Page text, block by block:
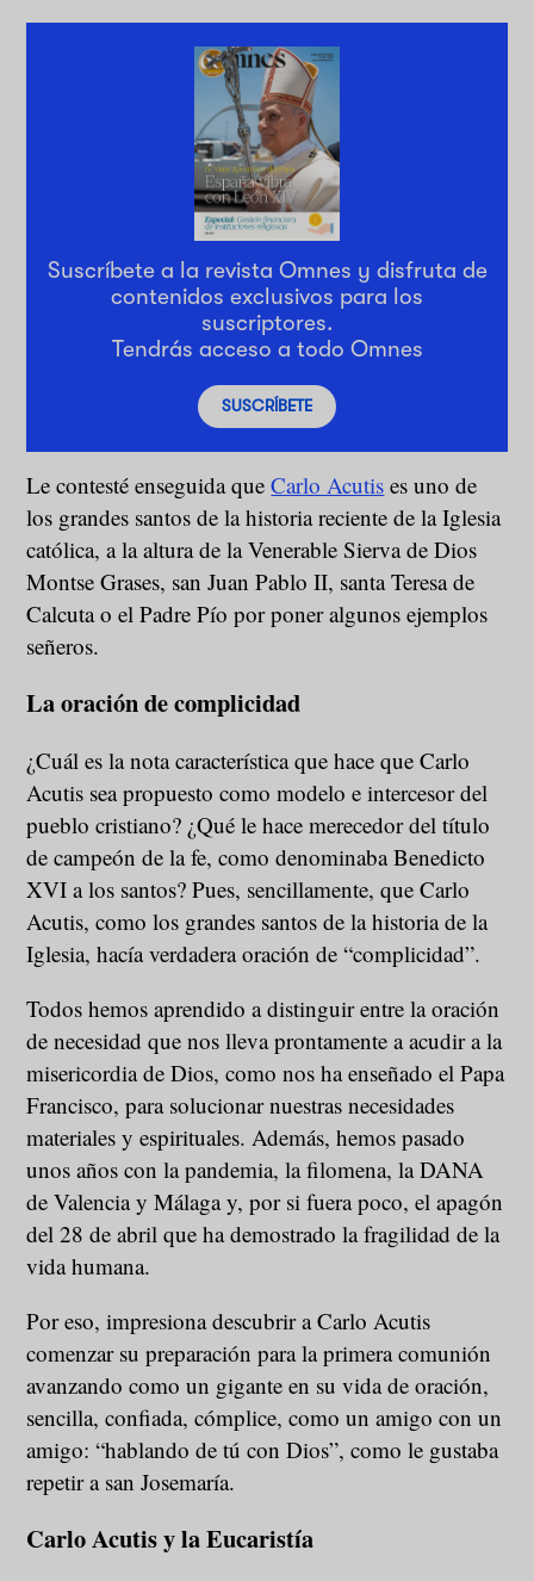
Suscríbete a la revista Omnes y disfruta de
contenidos exclusivos para los
suscriptores.
Tendrás acceso a todo Omnes
SUSCRÍBETE
Le contesté enseguida queCarlo Acutis es uno de
los grandes santos de la historia reciente de la Iglesia
católica, a la altura de la Venerable Sierva de Dios
Montse Grases, san Juan Pablo II, santa Teresa de
Calcuta o el Padre Pío por poner algunos ejemplos
señeros.
La oración de complicidad
¿Cuál es la nota característica que hace que Carlo
Acutis sea propuesto como modelo e intercesor del
pueblo cristiano? ¿Qué le hace merecedor del título
de campeón de la fe, como denominaba Benedicto
XVI a los santos? Pues, sencillamente, que Carlo
Acutis, como los grandes santos de la historia de la
Iglesia, hacía verdadera oración de “complicidad”.
Todos hemos aprendido a distinguir entre la oración
de necesidad que nos lleva prontamente a acudir a la
misericordia de Dios, como nos ha enseñado el Papa
Francisco, para solucionar nuestras necesidades
materiales y espirituales. Además, hemos pasado
unos años con la pandemia, la filomena, la DANA
de Valencia y Málaga y, por si fuera poco, el apagón
del 28 de abril que ha demostrado la fragilidad de la
vida humana.
Por eso, impresiona descubrir a Carlo Acutis
comenzar su preparación para la primera comunión
avanzando como un gigante en su vida de oración,
sencilla, confiada, cómplice, como un amigo con un
amigo: “hablando de tú con Dios”, como le gustaba
repetir a san Josemaría.
Carlo Acutis y la Eucaristía